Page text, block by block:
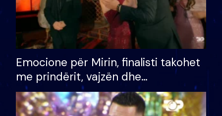
Emocione për Mirin, finalisti takohet
me prindërit, vajzën dhe
bashkëshorten: S’kemi ndonjë letër
divorci apo jo?